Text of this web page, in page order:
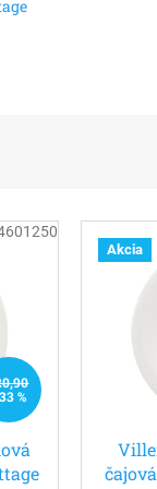
%
Akcia